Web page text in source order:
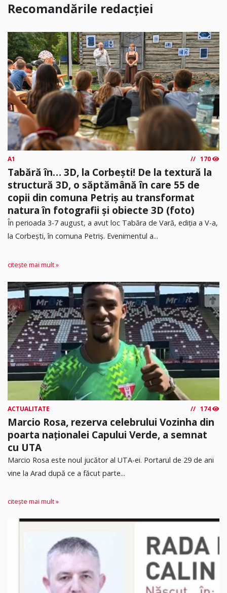
Recomandările redacției
A1 170
Tabără în… 3D, la Corbești! De la textură la
structură 3D, o săptămână în care 55 de
copii din comuna Petriș au transformat
natura în fotografii și obiecte 3D (foto)
În perioada 3-7 august, a avut loc Tabăra de Vară, ediția a V-a,
la Corbești, în comuna Petriș. Evenimentul a...
citește mai mult »
ACTUALITATE 174
Marcio Rosa, rezerva celebrului Vozinha din
poarta naționalei Capului Verde, a semnat
cu UTA
Marcio Rosa este noul jucător al UTA-ei. Portarul de 29 de ani
vine la Arad după ce a făcut parte...
citește mai mult »